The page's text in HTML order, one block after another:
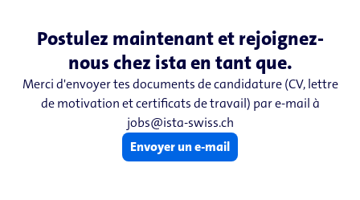
Postulez maintenant et rejoignez-
nous chez ista en tant que.
Merci d'envoyer tes documents de candidature (CV, lettre
de motivation et certificats de travail) par e-mail à
jobs@ista-swiss.ch
Envoyer un e-mail